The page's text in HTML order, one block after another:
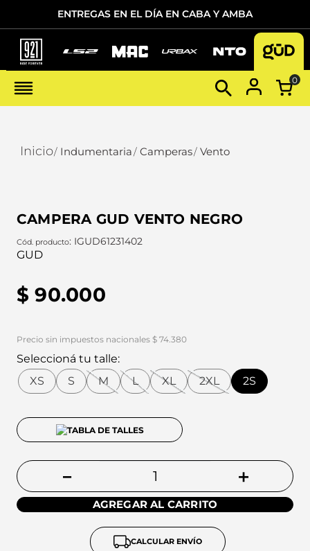
ENTREGAS EN EL DÍA EN CABA Y AMBA
0
Indumentaria Camperas Vento
CAMPERA GUD VENTO NEGRO
: IGUD61231402
GUD
$ 90.000
Precio sin impuestos nacionales $ 74.380
Seleccioná tu talle:
XS
S M L XL 2XL 2S
TABLA DE TALLES
＋
－
AGREGAR AL CARRITO
CALCULAR ENVÍO